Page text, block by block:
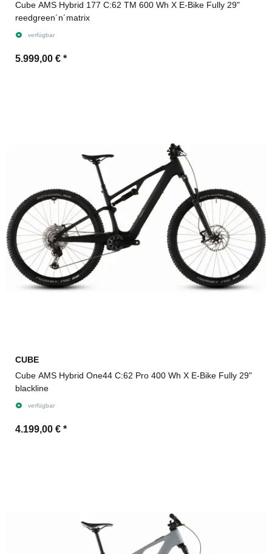
Cube AMS Hybrid 177 C:62 TM 600 Wh X E-Bike Fully 29"
reedgreen´n´matrix
verfügbar
5.999,00 € *
CUBE
Cube AMS Hybrid One44 C:62 Pro 400 Wh X E-Bike Fully 29"
blackline
verfügbar
4.199,00 € *